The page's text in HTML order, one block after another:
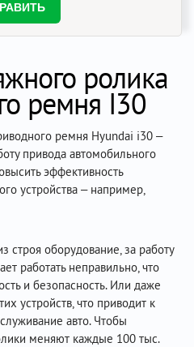
ролика
ремня I30
ремня Hyundai i30 –
привода автомобильного
эффективность
устройства – например,
строя оборудование, за работу
работать неправильно, что
и безопасность. Или даже
устройств, что приводит к
авто. Чтобы
меняют каждые 100 тыс.